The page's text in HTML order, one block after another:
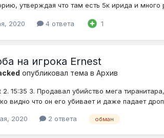
утверждая что там есть 5к ирида и много
2020 4 ответа 1
на игрока Ernest
опубликовал тема в Архив
2. 15:35 3. Продавал убийство мега
видно что он его убивает и даже падает
2020 2 ответа обман